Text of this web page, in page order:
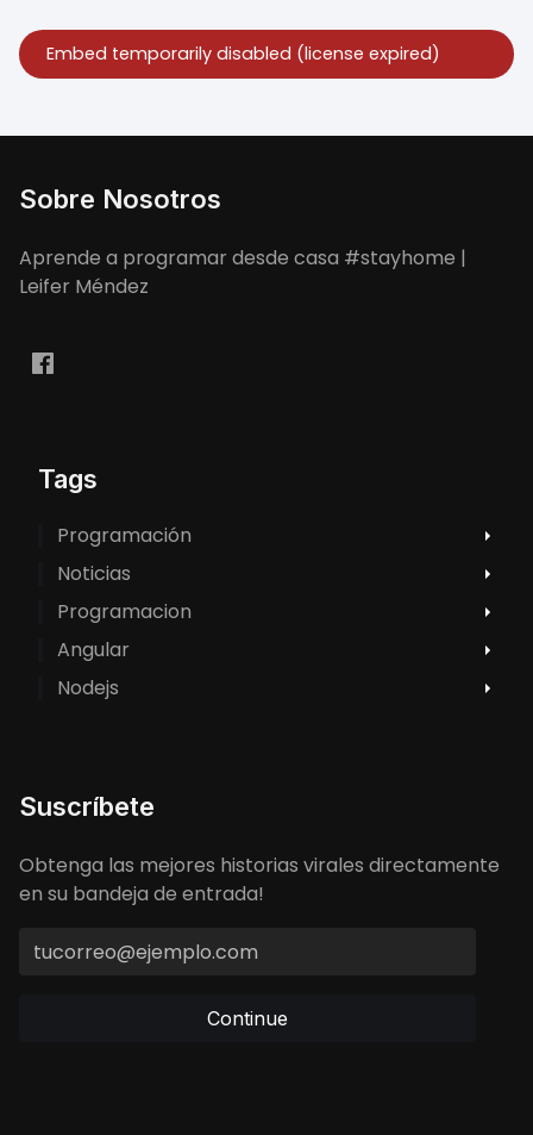
Sobre Nosotros
Aprende a programar desde casa #stayhome |
Leifer Méndez
Tags
Programación
Noticias
Programacion
Angular
Nodejs
Suscríbete
Obtenga las mejores historias virales directamente
en su bandeja de entrada!
Continue